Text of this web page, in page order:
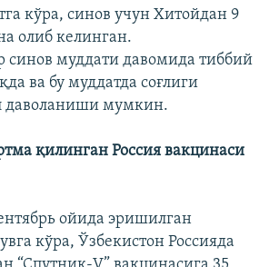
кўра, синов учун Хитойдан 9
олиб келинган.
синов муддати давомида тиббий
ва бу муддатда соғлиги
даволаниши мумкин.
қилинган Россия вакцинаси
ойида эришилган
кўра, Ўзбекистон Россияда